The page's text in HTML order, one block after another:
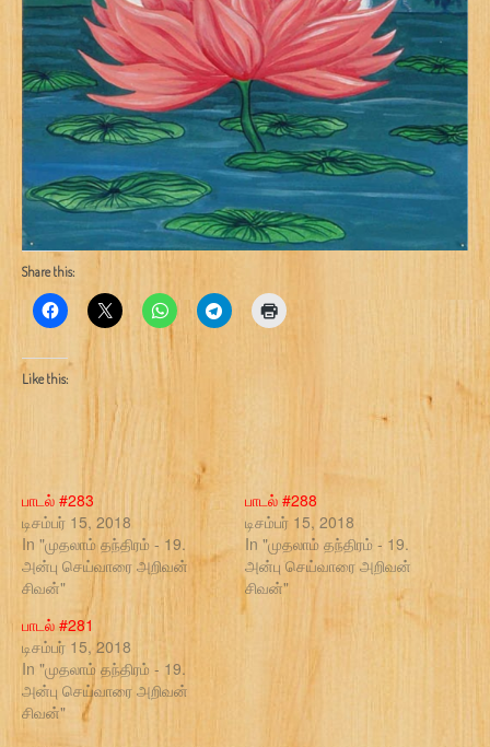
Share this:
Like this:
பாடல் #283
டிசம்பர் 15, 2018
In "முதலாம் தந்திரம் - 19.
அன்பு செய்வாரை அறிவன்
சிவன்"
பாடல் #288
டிசம்பர் 15, 2018
In "முதலாம் தந்திரம் - 19.
அன்பு செய்வாரை அறிவன்
சிவன்"
பாடல் #281
டிசம்பர் 15, 2018
In "முதலாம் தந்திரம் - 19.
அன்பு செய்வாரை அறிவன்
சிவன்"